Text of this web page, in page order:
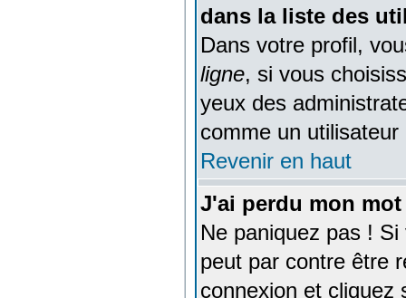
dans la liste des
Dans votre profil,
ligne, si vous
yeux des
comme un utilisateur
Revenir en haut
J'ai perdu mon mot
Ne paniquez pas !
peut par contre être
connexion et cliquez